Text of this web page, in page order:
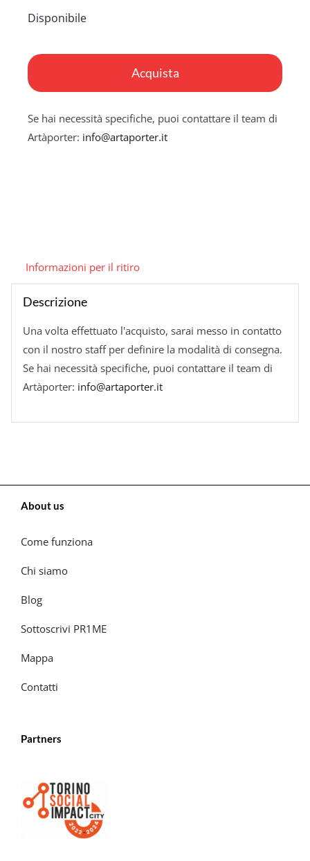
Disponibile
Acquista
Se hai necessità specifiche, puoi contattare il team di
Artàporter: info@artaporter.it
Informazioni per il ritiro
Descrizione
Una volta effettuato l'acquisto, sarai messo in contatto
con il nostro staff per definire la modalità di consegna.
Se hai necessità specifiche, puoi contattare il team di
Artàporter: info@artaporter.it
About us
Come funziona
Chi siamo
Blog
Sottoscrivi PR1ME
Mappa
Contatti
Partners